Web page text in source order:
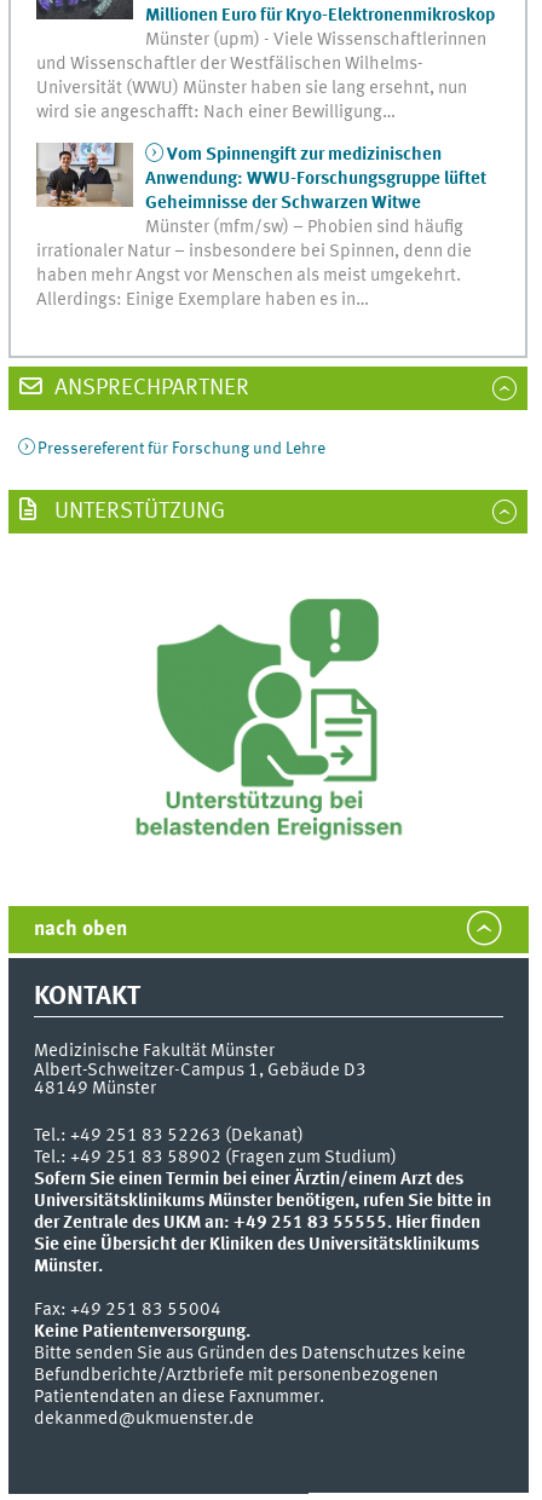
Millionen Euro für Kryo-Elektronenmikroskop
Münster (upm) - Viele Wissenschaftlerinnen
und Wissenschaftler der Westfälischen Wilhelms-
Universität (WWU) Münster haben sie lang ersehnt, nun
wird sie angeschafft: Nach einer Bewilligung…
Vom Spinnengift zur medizinischen
Anwendung: WWU-Forschungsgruppe lüftet
Geheimnisse der Schwarzen Witwe
Münster (mfm/sw) – Phobien sind häufig
irrationaler Natur – insbesondere bei Spinnen, denn die
haben mehr Angst vor Menschen als meist umgekehrt.
Allerdings: Einige Exemplare haben es in…
ANSPRECHPARTNER
Pressereferent für Forschung und Lehre
UNTERSTÜTZUNG
nach oben
KONTAKT
Medizinische Fakultät Münster
Albert-Schweitzer-Campus 1, Gebäude D3
48149 Münster
Tel.:+49 251 83 52263 (Dekanat)
Tel.: +49 251 83 58902 (Fragen zum Studium)
Sofern Sie einen Termin bei einer Ärztin/einem Arzt des
Universitätsklinikums Münster benötigen, rufen Sie bitte in
der Zentrale des UKM an: +49 251 83 55555. Hier finden
Sie eine Übersicht der Kliniken des Universitätsklinikums
Münster.
Fax:+49 251 83 55004
Keine Patientenversorgung.
Bitte senden Sie aus Gründen des Datenschutzes keine
Befundberichte/Arztbriefe mit personenbezogenen
Patientendaten an diese Faxnummer.
dekanmed@ukmuenster.de